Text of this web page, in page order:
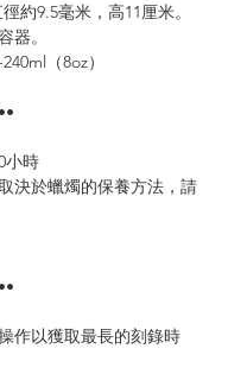
約9.5毫米，高11厘米。
器。
（8oz）
小時
決於蠟燭的保養方法，請
作以獲取最長的刻錄時